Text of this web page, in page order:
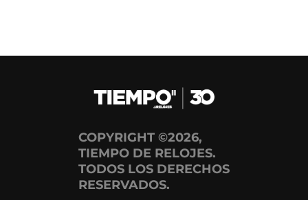
COPYRIGHT ©2026,
TIEMPO DE RELOJES.
TODOS LOS DERECHOS
RESERVADOS.